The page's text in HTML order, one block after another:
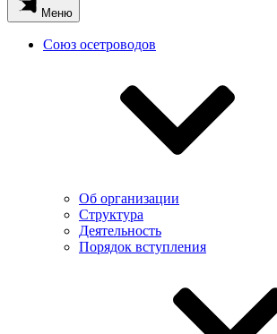
Меню
Союз осетроводов
Об организации
Структура
Деятельность
Порядок вступления